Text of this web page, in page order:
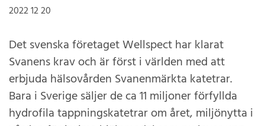
2022 12 20
Det svenska företaget Wellspect har klarat
Svanens krav och är först i världen med att
erbjuda hälsovården Svanenmärkta katetrar.
Bara i Sverige säljer de ca 11 miljoner förfyllda
hydrofila tappningskatetrar om året, miljönytta i